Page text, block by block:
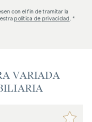
con el fin de tramitar la
política de privacidad . *
VARIADA